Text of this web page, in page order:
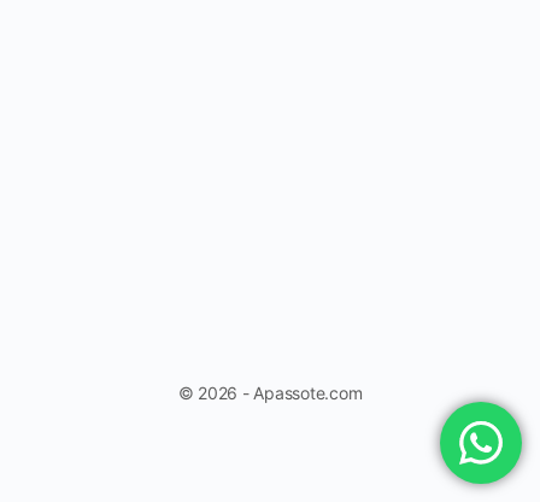
© 2026 - Apassote.com